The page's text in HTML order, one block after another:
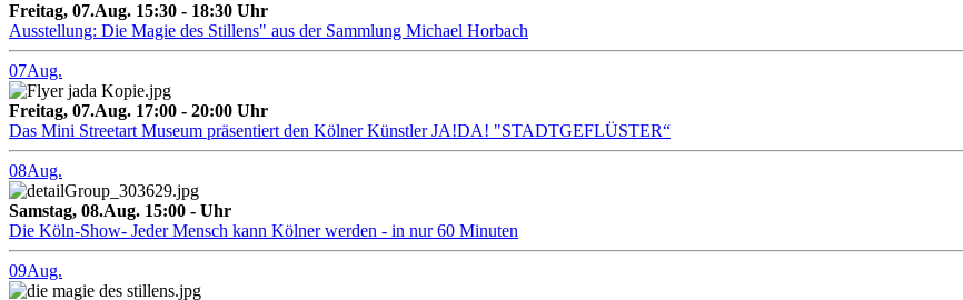
Freitag, 07.Aug. 15:30 - 18:30 Uhr
Ausstellung: Die Magie des Stillens" aus der Sammlung Michael Horbach
07Aug.
Freitag, 07.Aug. 17:00 - 20:00 Uhr
Das Mini Streetart Museum präsentiert den Kölner Künstler JA!DA! "STADTGEFLÜSTER“
08Aug.
Samstag, 08.Aug. 15:00 - Uhr
Die Köln-Show- Jeder Mensch kann Kölner werden - in nur 60 Minuten
09Aug.